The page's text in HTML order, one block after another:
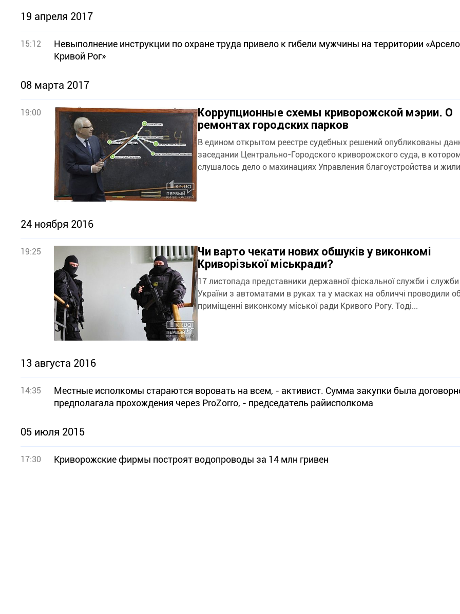
19 апреля 2017
15:12
Невыполнение инструкции по охране труда привело к гибели мужчины на территории
Кривой Рог»
08 марта 2017
19:00
Коррупционные схемы криворожской мэрии. О
ремонтах городских парков
В едином открытом реестре судебных решений опубликованы
заседании Центрально-Городского криворожского суда, в
слушалось дело о махинациях Управления благоустройства и
24 ноября 2016
19:25
Чи варто чекати нових обшуків у виконкомі
Криворізької міськради?
17 листопада представники державної фіскальної служби і
України з автоматами в руках та у масках на обличчі проводили
приміщенні виконкому міської ради Кривого Рогу. Тоді...
13 августа 2016
14:35
Местные исполкомы стараются воровать на всем, - активист. Сумма закупки была
предполагала прохождения через ProZorro, - председатель райисполкома
05 июля 2015
17:30 Криворожские фирмы построят водопроводы за 14 млн гривен